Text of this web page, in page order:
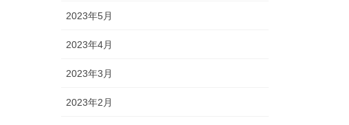
2023年5月
2023年4月
2023年3月
2023年2月